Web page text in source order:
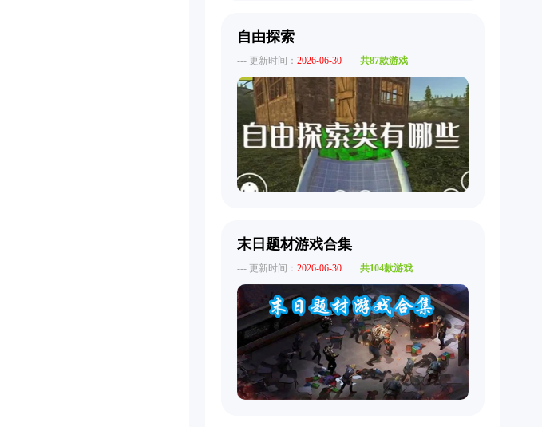
自由探索
--- 更新时间： 2026-06-30 共87款游戏
末日题材游戏合集
--- 更新时间： 2026-06-30 共104款游戏